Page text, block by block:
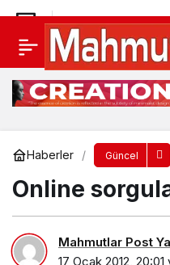
Haberler Güncel
Online
Mahmutlar Post
17 Ocak 2012, 20:01
Ankara iş
işkur eleman ilanı
Yorum Yap Paylaş